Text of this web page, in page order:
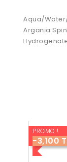
Aqua/
Argania
PROMO !
-3,100